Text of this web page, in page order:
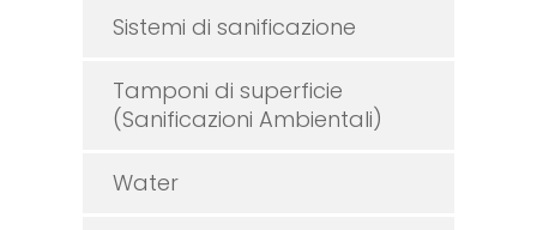
Sistemi di sanificazione
Tamponi di superficie
(Sanificazioni Ambientali)
Water